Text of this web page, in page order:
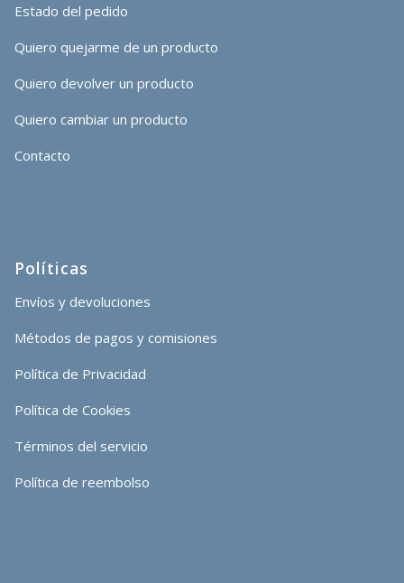
Estado del pedido
Quiero quejarme de un producto
Quiero devolver un producto
Quiero cambiar un producto
Contacto
Políticas
Envíos y devoluciones
Métodos de pagos y comisiones
Política de Privacidad
Política de Cookies
Términos del servicio
Política de reembolso